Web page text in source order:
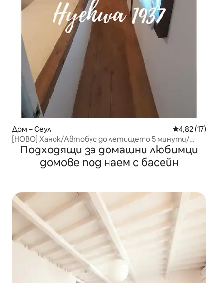
Дом – Сеул Средна
4,82 (17)
[НОВО] Ханок/Автобус до летището 5 минути/
Спирка Хансонгдеу 5 минути/Ханяндо/Букхансан/
Хехвамун/Прожектор/Netflix
Подходящи за домашни любимци
домове под наем с басейн